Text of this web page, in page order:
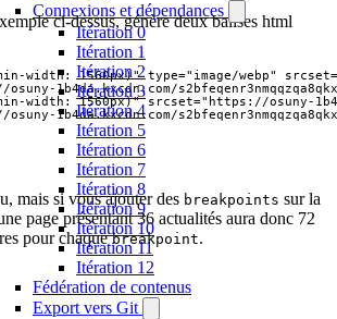
Connexions et dépendances
Itération 0
Itération 1
Itération 2
Itération 3
Itération 4
Itération 5
Itération 6
Itération 7
Itération 8
Itération 9
Itération 10
Itération 11
Itération 12
Fédération de contenus
Export vers Git
ci-dessus, génère deux balises html
width: 1560px)" type="image/webp"
osuny-1b4da.kxcdn.com/
width: 1560px)" srcset="https://osuny-
osuny-1b4da.kxcdn.com/
mais si vous ajouter des breakpoints sur la
page présentant 36 actualités aura donc 72
pour chaquebreakpoint.